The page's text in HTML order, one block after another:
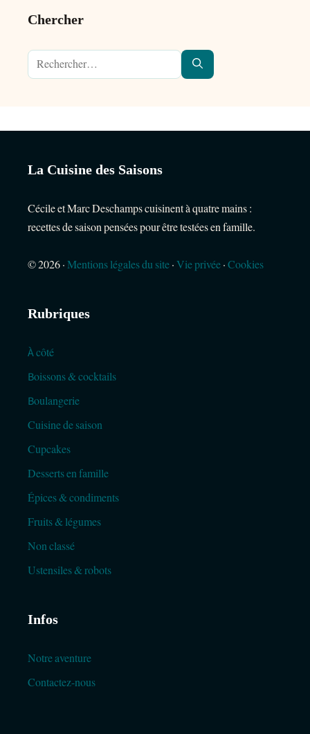
Chercher
Rechercher :
La Cuisine des Saisons
Cécile et Marc Deschamps cuisinent à quatre mains :
recettes de saison pensées pour être testées en famille.
© 2026 ·Mentions légales du site·Vie privée·Cookies
Rubriques
À côté
Boissons & cocktails
Boulangerie
Cuisine de saison
Cupcakes
Desserts en famille
Épices & condiments
Fruits & légumes
Non classé
Ustensiles & robots
Infos
Notre aventure
Contactez-nous